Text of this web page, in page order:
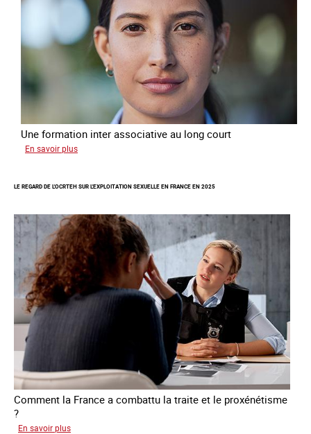
séjour
pour
les
victimes
traite
Une formation inter associative au long court
En savoir plus
la
et
l’autonomie
des
personnes
victimes
de
traite
LE REGARD DE L'OCRTEH SUR L'EXPLOITATION SEXUELLE EN FRANCE EN 2025
Comment la France a combattu la traite et le proxénétisme
?
En savoir plus